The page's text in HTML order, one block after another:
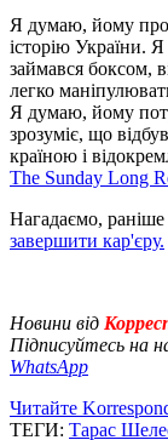
Я думаю, йому
історію України.
займався боксом,
легко
Я думаю, йому
зрозуміє, що
країною і
The Sunday Long
Нагадаємо, раніше
завершити кар'єру.
Новини від
Підписуйтесь на
WhatsApp
Читайте
ТЕГИ: Тарас